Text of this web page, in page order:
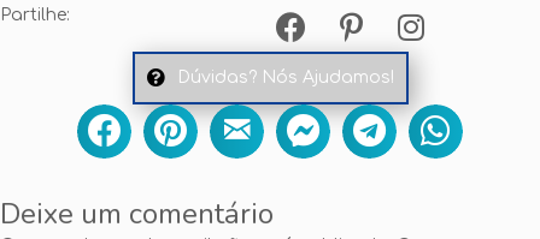
Partilhe:
Dúvidas? Nós Ajudamos!
Deixe um comentário